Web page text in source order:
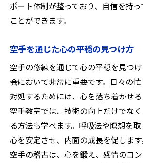
ポート体制が整っており、自信を持
ことができます。
空手を通じた心の平穏の見つけ方
空手の修練を通じて心の平穏を見つ
会において非常に重要です。日々の
対処するためには、心を落ち着かせる
空手教室では、技術の向上だけでな
る方法も学べます。呼吸法や瞑想を取
心を安定させ、内面の成長を促しま
空手の稽古は、心を鍛え、感情のコ